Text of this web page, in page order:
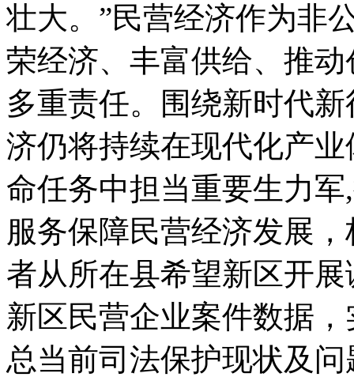
壮大。”民营经济作为非
荣经济、丰富供给、推
多重责任。围绕新时代
济仍将持续在现代化产
命任务中担当重要生力
服务保障民营经济发展
者从所在县希望新区开
新区民营企业案件数据
总当前司法保护现状及